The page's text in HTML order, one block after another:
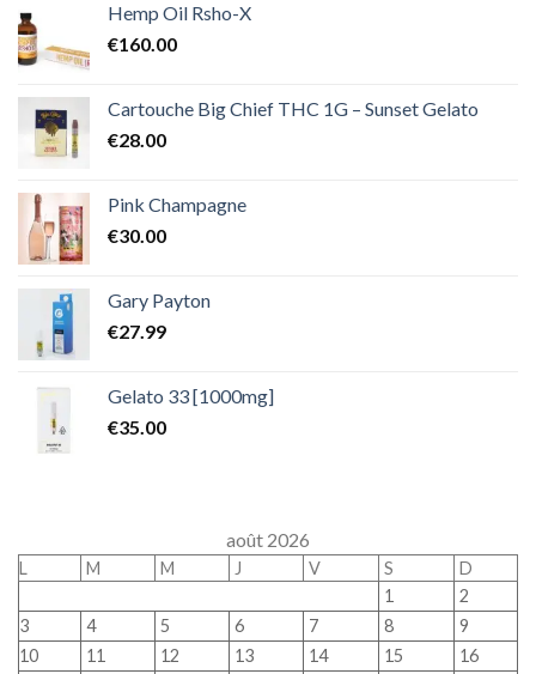
Hemp Oil Rsho-X
€160.00
Cartouche Big Chief THC 1G – Sunset Gelato
€28.00
Pink Champagne
€30.00
Gary Payton
€27.99
Gelato 33 [1000mg]
€35.00
août 2026
L M M J V S
D
1
2
3
4 5 6 7 8
9
10
11 12 13 14 15
16